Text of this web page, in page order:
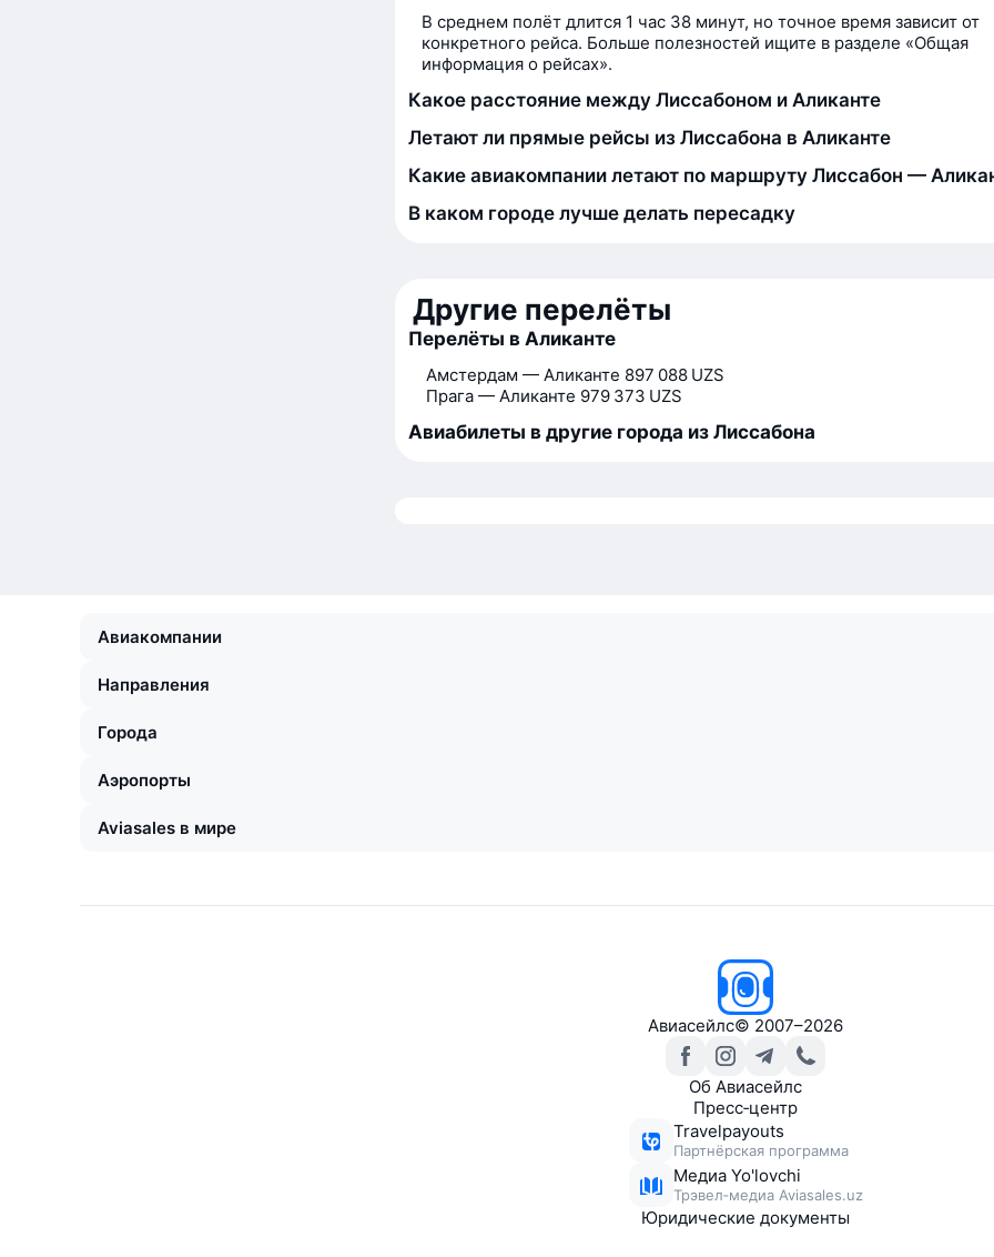
В среднем полёт длится 1 час 38 минут, но точное время зависит от
конкретного рейса. Больше полезностей ищите в разделе «Общая
информация о рейсах».
Какое расстояние между Лиссабоном и Аликанте
Летают ли прямые рейсы из Лиссабона в Аликанте
Какие авиакомпании летают по маршруту Лиссабон —
В каком городе лучше делать пересадку
Другие перелёты
Перелёты в Аликанте
Амстердам — Аликанте 897 088 UZS
Прага — Аликанте 979 373 UZS
Авиабилеты в другие города из Лиссабона
Авиакомпании
Направления
Города
Аэропорты
Aviasales в мире
Авиасейлс© 2007–2026
Об Авиасейлс
Пресс‑центр
Travelpayouts
Партнёрская программа
Медиа Yo'lovchi
Трэвел‑медиа Aviasales.uz
Юридические документы